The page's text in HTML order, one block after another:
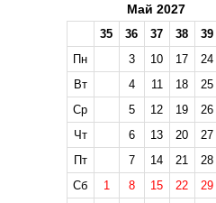
Май 2027
35 36 37 38
39
Пн
3 10 17
24
Вт
4 11 18
25
Ср
5 12 19
26
Чт
6 13 20
27
Пт
7 14 21
28
Сб
1 8 15 22
29